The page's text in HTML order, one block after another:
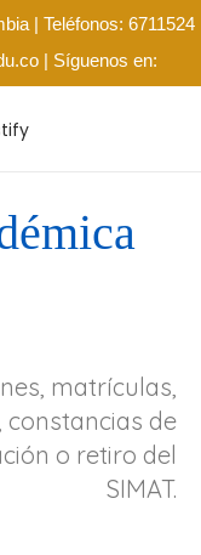
| Teléfonos: 6711524
| Síguenos en:
matrículas,
constancias de
o retiro del
SIMAT.